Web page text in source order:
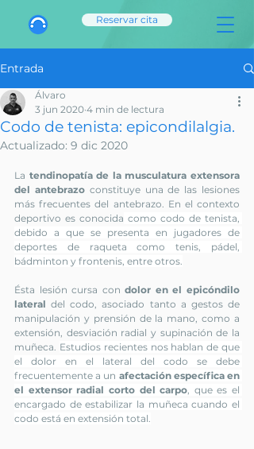
Reservar cita
Entrada
Codo de tenista: epicondilalgia.
Álvaro
3 jun 2020 4 min de lectura
Actualizado: 9 dic 2020
La tendinopatía de la musculatura extensora
del antebrazo constituye una de las lesiones
más frecuentes del antebrazo. En el contexto
deportivo es conocida como codo de tenista,
debido a que se presenta en jugadores de
deportes de raqueta como tenis, pádel,
bádminton y frontenis, entre otros.
Ésta lesión cursa con dolor en el epicóndilo
lateral del codo, asociado tanto a gestos de
manipulación y prensión de la mano, como a
extensión, desviación radial y supinación de la
muñeca. Estudios recientes nos hablan de que
el dolor en el lateral del codo se debe
frecuentemente a un afectación específica en
el extensor radial corto del carpo, que es el
encargado de estabilizar la muñeca cuando el
codo está en extensión total.